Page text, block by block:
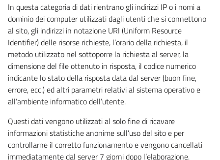
In questa categoria di dati rientrano gli indirizzi IP o i nomi a
dominio dei computer utilizzati dagli utenti che si connettono
al sito, gli indirizzi in notazione URI (Uniform Resource
Identifier) delle risorse richieste, l’orario della richiesta, il
metodo utilizzato nel sottoporre la richiesta al server, la
dimensione del file ottenuto in risposta, il codice numerico
indicante lo stato della risposta data dal server (buon fine,
errore, ecc.) ed altri parametri relativi al sistema operativo e
all’ambiente informatico dell’utente.
Questi dati vengono utilizzati al solo fine di ricavare
informazioni statistiche anonime sull’uso del sito e per
controllarne il corretto funzionamento e vengono cancellati
immediatamente dal server 7 giorni dopo l’elaborazione.